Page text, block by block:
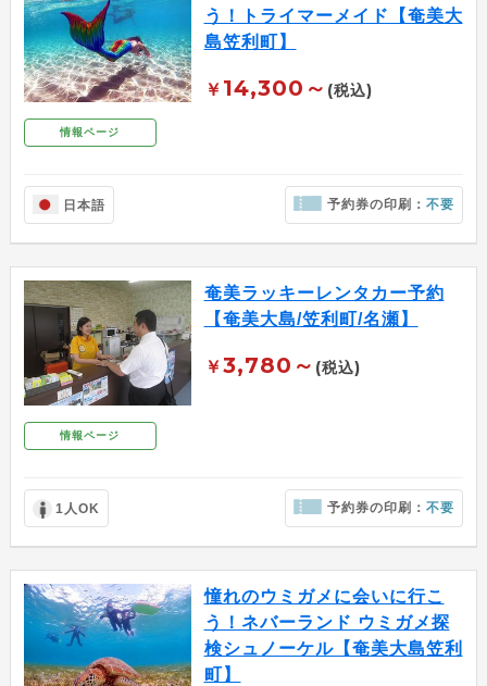
情報ページ
う！トライマーメイド【奄美大
島笠利町】
￥ 14,300～ (税込)
日本語 予約券の印刷：不要
情報ページ
奄美ラッキーレンタカー予約
【奄美大島/笠利町/名瀬】
￥3,780～ (税込)
1人OK 予約券の印刷：不要
憧れのウミガメに会いに行こ
う！ネバーランド ウミガメ探
検シュノーケル【奄美大島笠利
町】